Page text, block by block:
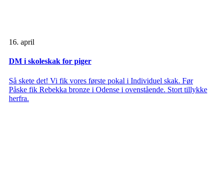
16. april
DM i skoleskak for piger
Så skete det! Vi fik vores første pokal i Individuel skak. Før
Påske fik Rebekka bronze i Odense i ovenstående. Stort tillykke
herfra.